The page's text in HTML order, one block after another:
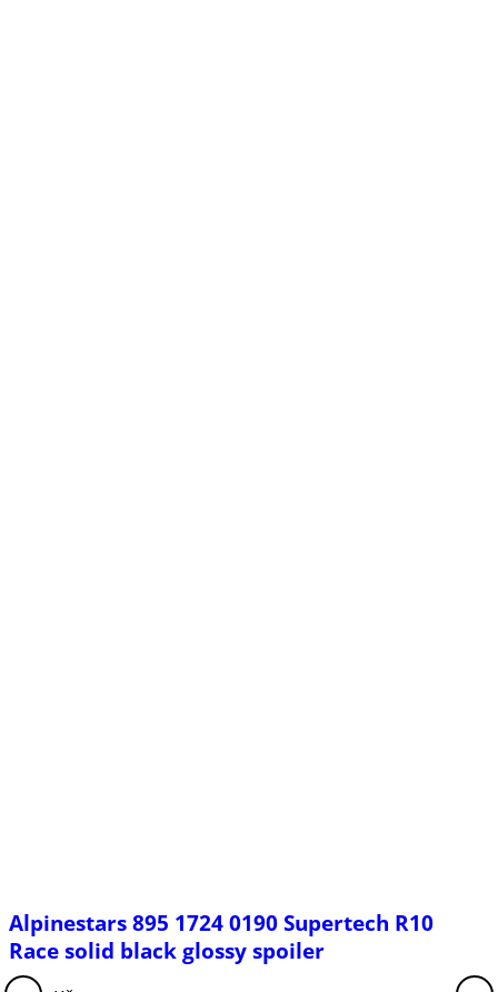
Alpinestars 895 1724 0190 Supertech R10
Race solid black glossy spoiler